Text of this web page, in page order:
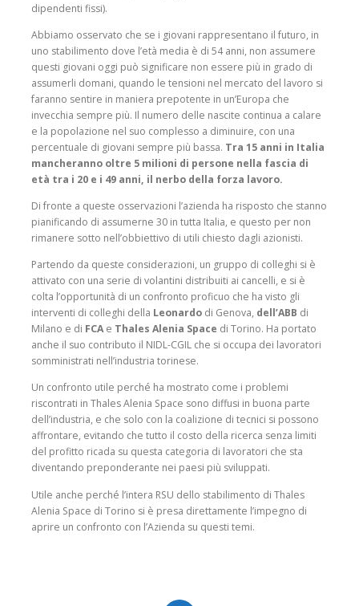
dipendenti fissi).
Abbiamo osservato che se i giovani rappresentano il futuro, in
uno stabilimento dove l’età media è di 54 anni, non assumere
questi giovani oggi può significare non essere più in grado di
assumerli domani, quando le tensioni nel mercato del lavoro si
faranno sentire in maniera prepotente in un’Europa che
invecchia sempre più. Il numero delle nascite continua a calare
e la popolazione nel suo complesso a diminuire, con una
percentuale di giovani sempre più bassa. Tra 15 anni in Italia
mancheranno oltre 5 milioni di persone nella fascia di
età tra i 20 e i 49 anni, il nerbo della forza lavoro.
Di fronte a queste osservazioni l’azienda ha risposto che stanno
pianificando di assumerne 30 in tutta Italia, e questo per non
rimanere sotto nell’obbiettivo di utili chiesto dagli azionisti.
Partendo da queste considerazioni, un gruppo di colleghi si è
attivato con una serie di volantini distribuiti ai cancelli, e si è
colta l’opportunità di un confronto proficuo che ha visto gli
interventi di colleghi della Leonardo di Genova, dell’ABB di
Milano e di FCAe Thales Alenia Space di Torino. Ha portato
anche il suo contributo il NIDL-CGIL che si occupa dei lavoratori
somministrati nell’industria torinese.
Un confronto utile perché ha mostrato come i problemi
riscontrati in Thales Alenia Space sono diffusi in buona parte
dell’industria, e che solo con la coalizione di tecnici si possono
affrontare, evitando che tutto il costo della ricerca senza limiti
del profitto ricada su questa categoria di lavoratori che sta
diventando preponderante nei paesi più sviluppati.
Utile anche perché l’intera RSU dello stabilimento di Thales
Alenia Space di Torino si è presa direttamente l’impegno di
aprire un confronto con l’Azienda su questi temi.